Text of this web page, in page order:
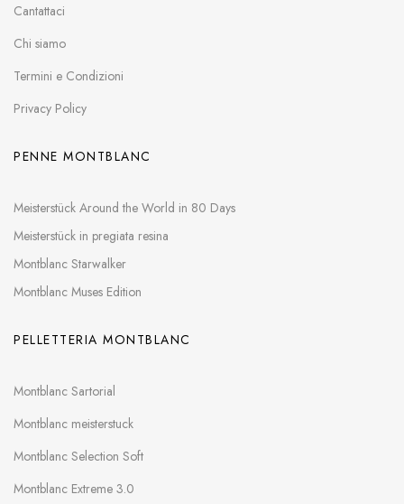
Cantattaci
Chi siamo
Termini e Condizioni
Privacy Policy
PENNE MONTBLANC
Meisterstück Around the World in 80 Days
Meisterstück in pregiata resina
Montblanc Starwalker
Montblanc Muses Edition
PELLETTERIA MONTBLANC
Montblanc Sartorial
Montblanc meisterstuck
Montblanc Selection Soft
Montblanc Extreme 3.0